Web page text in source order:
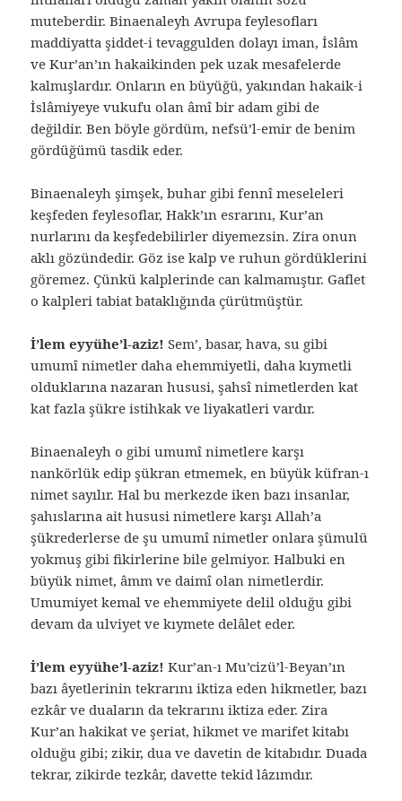
muteberdir. Binaenaleyh Avrupa feylesofları
maddiyatta şiddet-i tevaggulden dolayı iman, İslâm
ve Kur’an’ın hakaikinden pek uzak mesafelerde
kalmışlardır. Onların en büyüğü, yakından hakaik-i
İslâmiyeye vukufu olan âmî bir adam gibi de
değildir. Ben böyle gördüm, nefsü’l-emir de benim
gördüğümü tasdik eder.
Binaenaleyh şimşek, buhar gibi fennî meseleleri
keşfeden feylesoflar, Hakk’ın esrarını, Kur’an
nurlarını da keşfedebilirler diyemezsin. Zira onun
aklı gözündedir. Göz ise kalp ve ruhun gördüklerini
göremez. Çünkü kalplerinde can kalmamıştır. Gaflet
o kalpleri tabiat bataklığında çürütmüştür.
İ’lem eyyühe’l-aziz! Sem’, basar, hava, su gibi
umumî nimetler daha ehemmiyetli, daha kıymetli
olduklarına nazaran hususi, şahsî nimetlerden kat
kat fazla şükre istihkak ve liyakatleri vardır.
Binaenaleyh o gibi umumî nimetlere karşı
nankörlük edip şükran etmemek, en büyük küfran-ı
nimet sayılır. Hal bu merkezde iken bazı insanlar,
şahıslarına ait hususi nimetlere karşı Allah’a
şükrederlerse de şu umumî nimetler onlara şümulü
yokmuş gibi fikirlerine bile gelmiyor. Halbuki en
büyük nimet, âmm ve daimî olan nimetlerdir.
Umumiyet kemal ve ehemmiyete delil olduğu gibi
devam da ulviyet ve kıymete delâlet eder.
İ’lem eyyühe’l-aziz! Kur’an-ı Mu’cizü’l-Beyan’ın
bazı âyetlerinin tekrarını iktiza eden hikmetler, bazı
ezkâr ve duaların da tekrarını iktiza eder. Zira
Kur’an hakikat ve şeriat, hikmet ve marifet kitabı
olduğu gibi; zikir, dua ve davetin de kitabıdır. Duada
tekrar, zikirde tezkâr, davette tekid lâzımdır.